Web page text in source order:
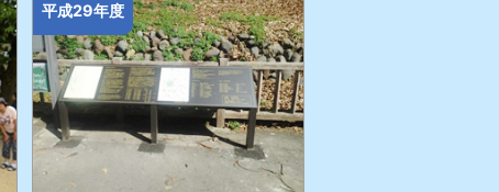
平成29年度